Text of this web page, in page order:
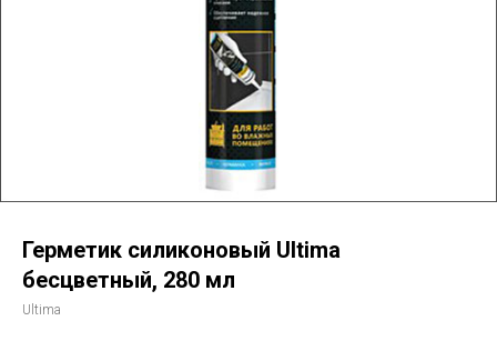
Герметик силиконовый Ultima
беcцветный, 280 мл
Ultima